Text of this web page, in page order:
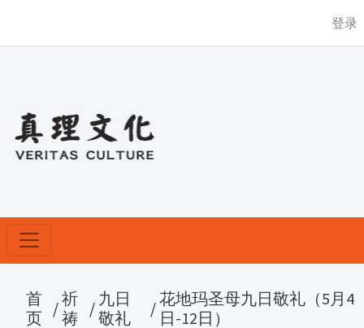
登录
首
页 /祈
祷 / 九日
敬礼
/花地玛圣母九日敬礼（5月4
日-12日）